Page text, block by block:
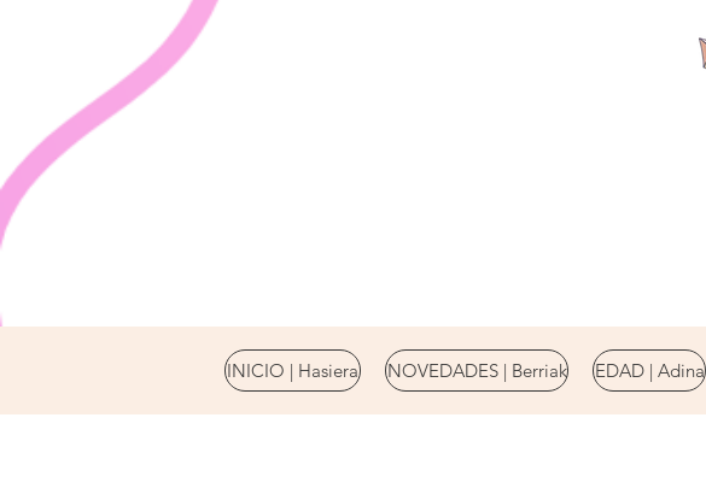
INICIO | Hasiera NOVEDADES | Berriak EDAD | Adina